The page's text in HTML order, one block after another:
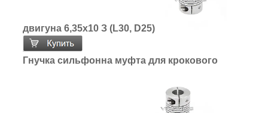
двигуна 6,35х10 З (L30, D25)
Гнучка сильфонна муфта для крокового